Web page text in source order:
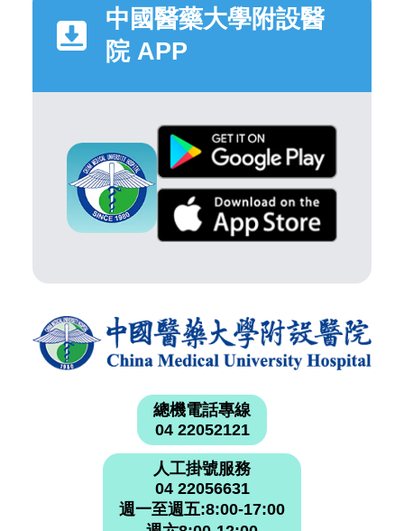
中國醫藥大學附設醫
院 APP
總機電話專線
04 22052121
人工掛號服務
04 22056631
週一至週五:8:00-17:00